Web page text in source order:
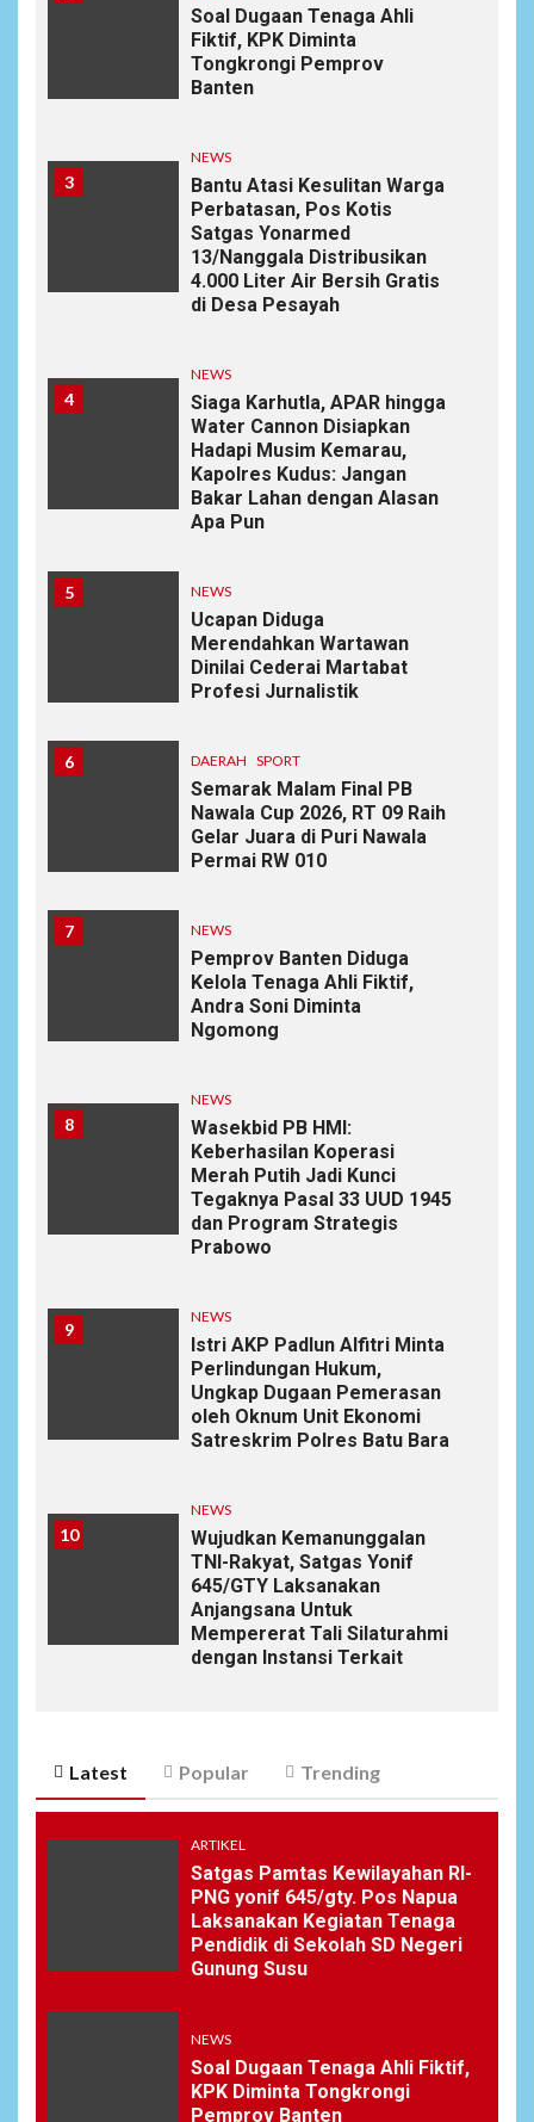
Soal Dugaan Tenaga Ahli
Fiktif, KPK Diminta
Tongkrongi Pemprov
Banten
3
NEWS
Bantu Atasi Kesulitan Warga
Perbatasan, Pos Kotis
Satgas Yonarmed
13/Nanggala Distribusikan
4.000 Liter Air Bersih Gratis
di Desa Pesayah
4
NEWS
Siaga Karhutla, APAR hingga
Water Cannon Disiapkan
Hadapi Musim Kemarau,
Kapolres Kudus: Jangan
Bakar Lahan dengan Alasan
Apa Pun
5 NEWS
Ucapan Diduga
Merendahkan Wartawan
Dinilai Cederai Martabat
Profesi Jurnalistik
6 DAERAH SPORT
Semarak Malam Final PB
Nawala Cup 2026, RT 09 Raih
Gelar Juara di Puri Nawala
Permai RW 010
7 NEWS
Pemprov Banten Diduga
Kelola Tenaga Ahli Fiktif,
Andra Soni Diminta
Ngomong
8
NEWS
Wasekbid PB HMI:
Keberhasilan Koperasi
Merah Putih Jadi Kunci
Tegaknya Pasal 33 UUD 1945
dan Program Strategis
Prabowo
9
NEWS
Istri AKP Padlun Alfitri Minta
Perlindungan Hukum,
Ungkap Dugaan Pemerasan
oleh Oknum Unit Ekonomi
Satreskrim Polres Batu Bara
10
NEWS
Wujudkan Kemanunggalan
TNI-Rakyat, Satgas Yonif
645/GTY Laksanakan
Anjangsana Untuk
Mempererat Tali Silaturahmi
dengan Instansi Terkait
Latest Popular Trending
ARTIKEL
Satgas Pamtas Kewilayahan RI-
PNG yonif 645/gty. Pos Napua
Laksanakan Kegiatan Tenaga
Pendidik di Sekolah SD Negeri
Gunung Susu
NEWS
Soal Dugaan Tenaga Ahli Fiktif,
KPK Diminta Tongkrongi
Pemprov Banten